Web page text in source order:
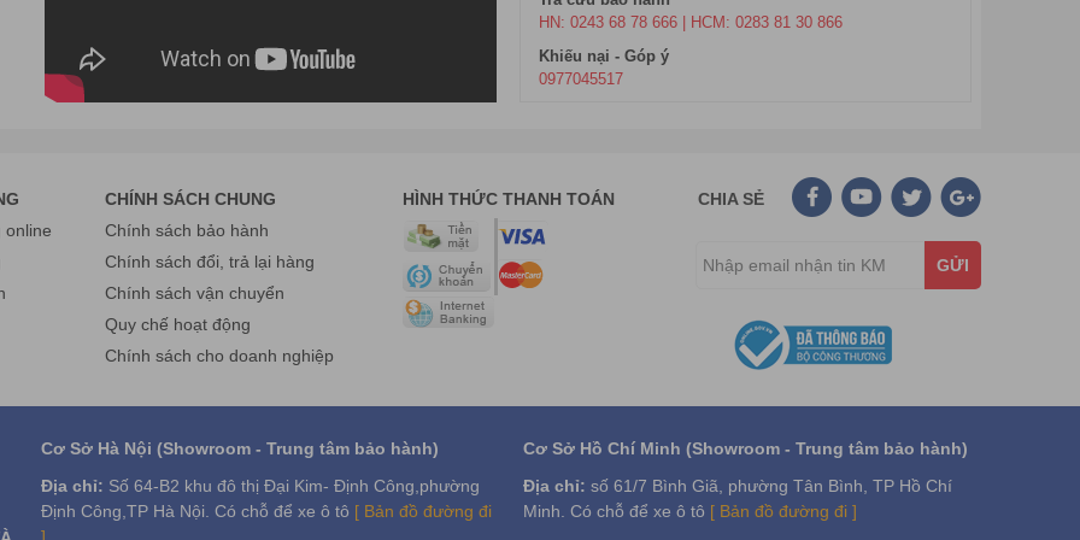
người. Ngoài ra, trên máy có bộ cảm biến, thông báo tình trạng ô nhiễm không khí trong phòng thông qua màu sắc đèn
gian khác nhau
khác, bạn phải đặt trước mới có.
nhiều sản phẩm cùng chức năng khác, phù hợp với phân khúc trung bình trở lên
lọc không khí Coway . Tuy nhiên, dòng sản phẩm này cũng có những ưu điểm, khuyết điểm riêng.
HN: 0243 68 78 666 | HCM: 0283 81 30 866
Khiếu nại - Góp ý
0977045517
online
CHÍNH SÁCH CHUNG
Chính sách bảo hành
Chính sách đổi, trả lại hàng
Chính sách vận chuyển
Quy chế hoạt động
Chính sách cho doanh nghiệp
HÌNH THỨC THANH TOÁN CHIA SẺ
GỬI
Cơ Sở Hà Nội (Showroom - Trung tâm bảo hành)
Địa chỉ: Số 64-B2 khu đô thị Đại Kim- Định Công,phường
Định Công,TP Hà Nội. Có chỗ để xe ô tô [ Bản đồ đường đi
Cơ Sở Hồ Chí Minh (Showroom - Trung tâm bảo hành)
Địa chỉ: số 61/7 Bình Giã, phường Tân Bình, TP Hồ Chí
Minh. Có chỗ để xe ô tô [ Bản đồ đường đi ]